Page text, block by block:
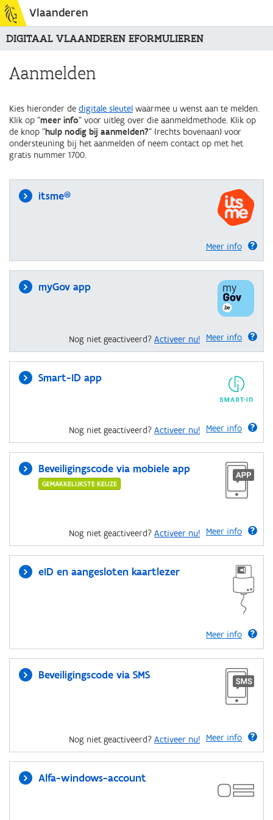
Vlaanderen
DIGITAAL VLAANDEREN EFORMULIEREN
Aanmelden
Kies hieronder de digitale sleutel waarmee u wenst aan te melden.
Klik op "meer info" voor uitleg over die aanmeldmethode. Klik op
de knop "hulp nodig bij aanmelden?" (rechts bovenaan) voor
ondersteuning bij het aanmelden of neem contact op met het
gratis nummer 1700.
itsme®
Meer info
myGov app
Meer info
Nog niet geactiveerd? Activeer nu!
Smart-ID app
Meer info
Nog niet geactiveerd? Activeer nu!
Beveiligingscode via mobiele app
GEMAKKELIJKSTE KEUZE
Meer info
Nog niet geactiveerd? Activeer nu!
eID en aangesloten kaartlezer
Meer info
Beveiligingscode via SMS
Meer info
Nog niet geactiveerd? Activeer nu!
Alfa-windows-account